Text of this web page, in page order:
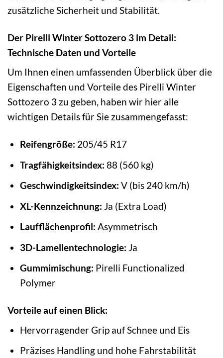
zusätzliche Sicherheit und Stabilität.
Der Pirelli Winter Sottozero 3 im Detail:
Technische Daten und Vorteile
Um Ihnen einen umfassenden Überblick über die
Eigenschaften und Vorteile des Pirelli Winter
Sottozero 3 zu geben, haben wir hier alle
wichtigen Details für Sie zusammengefasst:
Reifengröße: 205/45 R17
Tragfähigkeitsindex: 88 (560 kg)
Geschwindigkeitsindex: V (bis 240 km/h)
XL-Kennzeichnung: Ja (Extra Load)
Laufflächenprofil: Asymmetrisch
3D-Lamellentechnologie: Ja
Gummimischung: Pirelli Functionalized
Polymer
Vorteile auf einen Blick:
Hervorragender Grip auf Schnee und Eis
Präzises Handling und hohe Fahrstabilität